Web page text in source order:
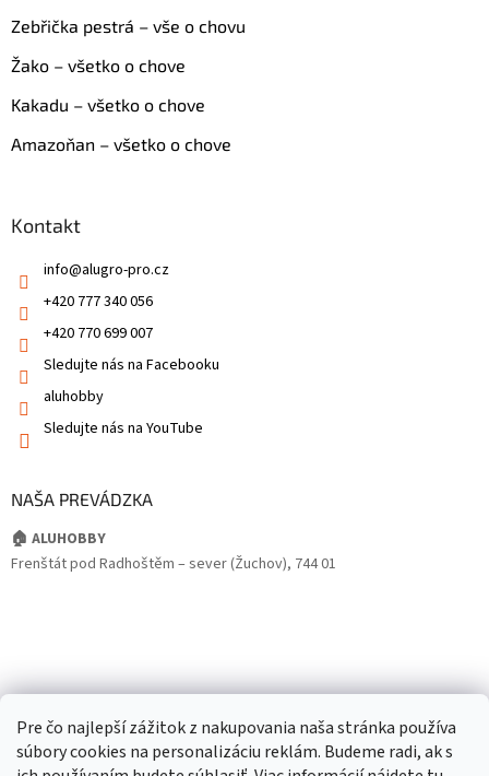
Pre čo najlepší zážitok z nakupovania naša stránka používa
súbory cookies na personalizáciu reklám. Budeme radi, ak s
Zebřička pestrá – vše o chovu
Žako – všetko o chove
Kakadu – všetko o chove
Amazoňan – všetko o chove
Kontakt
info@alugro-pro.cz
+420 777 340 056
+420 770 699 007
Sledujte nás na Facebooku
aluhobby
Sledujte nás na YouTube
NAŠA PREVÁDZKA
🏠 ALUHOBBY
Frenštát pod Radhoštěm – sever (Žuchov), 744 01